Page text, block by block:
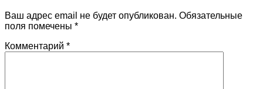
Ваш адрес email не будет опубликован. Обязательные
поля помечены *
Комментарий *